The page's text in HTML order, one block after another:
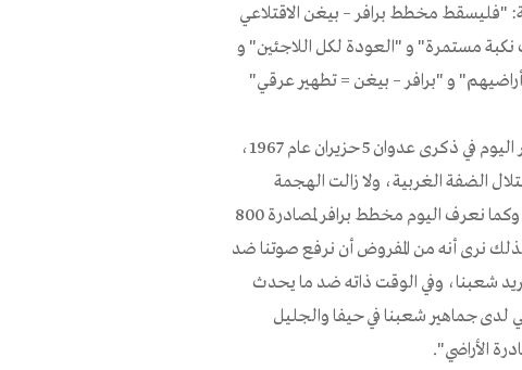
"فليسقط مخطط برافر – بيغن الاقتلاعي
نكبة مستمرة" و "العودة لكل اللاجئين" و
نقباوي من قراهم وأراضيهم" و "برافر – بيغن = تطهير عرقي"
من جهته قال كميل صادر – سكرتير التجمع بحيفا: "نتظاهر اليوم في ذكرى عدوان 5 حزيران عام 1967،
الضفة الغربية، ولا زالت الهجمة
مستمرة لمصادرة ما تبقى اليوم من أرض لدينا في فلسطين، وكما نعرف اليوم مخطط برافر لمصادرة 800
نرى أنه من المفروض أن نرفع صوتنا ضد
شعبنا، وفي الوقت ذاته ضد ما يحدث
لدى جماهير شعبنا في حيفا والجليل
الأراضي".